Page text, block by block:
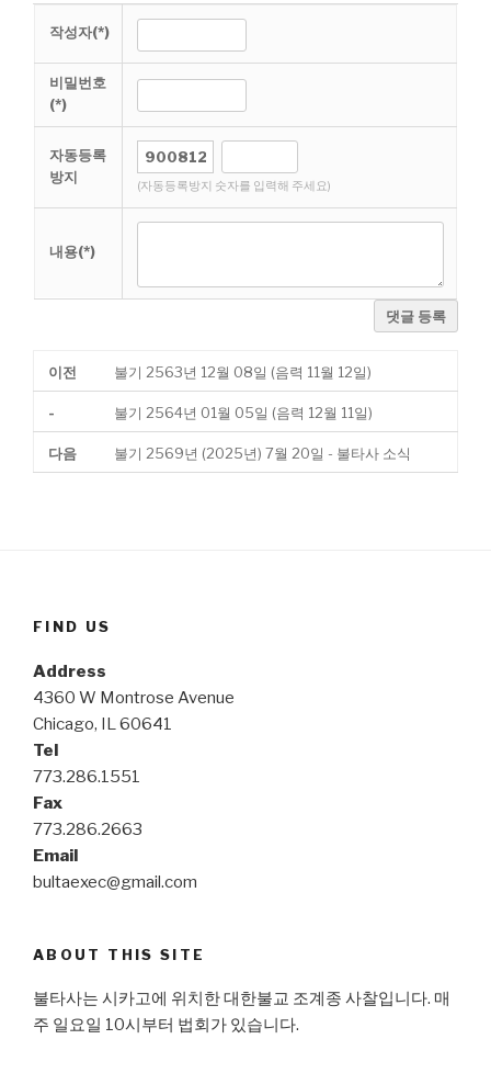
작성자(*)
비밀번호
(*)
자동등록
방지
(자동등록방지 숫자를 입력해 주세요)
내용(*)
댓글 등록
이전 불기 2563년 12월 08일 (음력 11월 12일)
- 불기 2564년 01월 05일 (음력 12월 11일)
다음 불기 2569년 (2025년) 7월 20일 - 불타사 소식
FIND US
Address
4360 W Montrose Avenue
Chicago, IL 60641
Tel
773.286.1551
Fax
773.286.2663
Email
bultaexec@gmail.com
ABOUT THIS SITE
불타사는 시카고에 위치한 대한불교 조계종 사찰입니다. 매
주 일요일 10시부터 법회가 있습니다.